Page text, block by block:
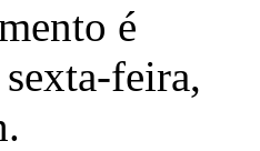
é
feira,